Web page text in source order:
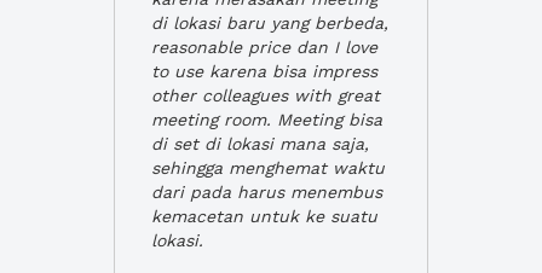
di lokasi baru yang berbeda,
reasonable price dan I love
to use karena bisa impress
other colleagues with great
meeting room. Meeting bisa
di set di lokasi mana saja,
sehingga menghemat waktu
dari pada harus menembus
kemacetan untuk ke suatu
lokasi.